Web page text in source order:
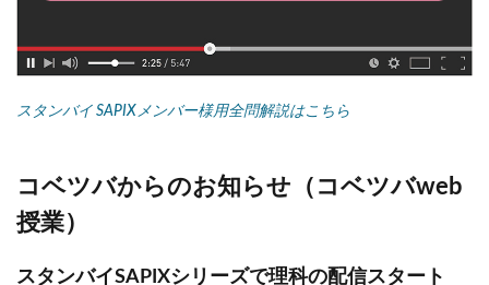
スタンバイ SAPIXメンバー様用全問解説はこちら
コベツバからのお知らせ（コベツバweb
授業）
スタンバイSAPIXシリーズで理科の配信スタート